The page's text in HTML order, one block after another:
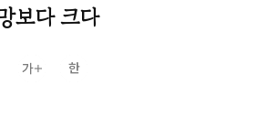
보다 크다